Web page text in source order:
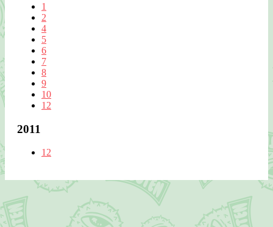
1
2
4
5
6
7
8
9
10
12
2011
12